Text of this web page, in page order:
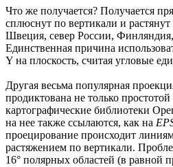
Что же получается? Получается
сплюснут по вертикали и
Швеция, север России,
Единственная причина
Y на плоскость, считая угловые
Другая весьма популярная
продиктована не только
картографические библиотеки
на нее также ссылаются, как на
проецирование происходит
растяжением по вертикали.
16° полярных областей (в